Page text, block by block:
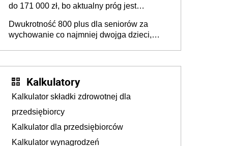
do 171 000 zł, bo aktualny próg jest
– zapadła decyzja Sejmu
Dwukrotność 800 plus dla seniorów za
wychowanie co najmniej dwojga dzieci,
Zapadła decyzja Sejmu
Kalkulatory
Kalkulator składki zdrowotnej dla
przedsiębiorcy
Kalkulator dla przedsiębiorców
Kalkulator wynagrodzeń